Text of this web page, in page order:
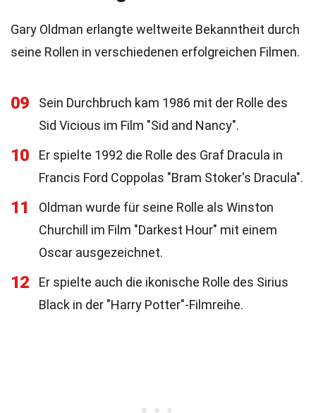
Gary Oldman erlangte weltweite Bekanntheit durch
seine Rollen in verschiedenen erfolgreichen Filmen.
09
Sein Durchbruch kam 1986 mit der Rolle des
Sid Vicious im Film "Sid and Nancy".
10
Er spielte 1992 die Rolle des Graf Dracula in
Francis Ford Coppolas "Bram Stoker's Dracula".
11
Oldman wurde für seine Rolle als Winston
Churchill im Film "Darkest Hour" mit einem
Oscar ausgezeichnet.
12
Er spielte auch die ikonische Rolle des Sirius
Black in der "Harry Potter"-Filmreihe.